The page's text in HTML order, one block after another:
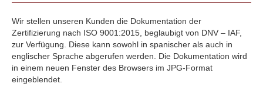
Wir stellen unseren Kunden die Dokumentation der
Zertifizierung nach ISO 9001:2015, beglaubigt von DNV – IAF,
zur Verfügung. Diese kann sowohl in spanischer als auch in
englischer Sprache abgerufen werden. Die Dokumentation wird
in einem neuen Fenster des Browsers im JPG-Format
eingeblendet.